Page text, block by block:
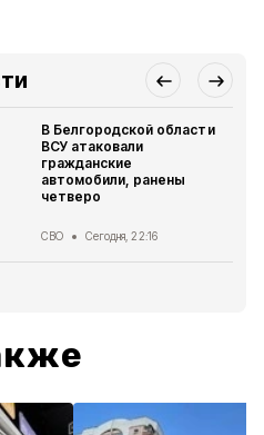
В Белгородской области
ВСУ атаковали
гражданские
автомобили, ранены
четверо
СВО Сегодня, 22:16